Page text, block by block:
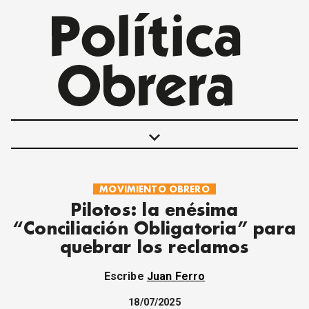
keyboard_arrow_down
POLÍTICAS
INTERNACIONALES
MOVIMIENTO OBRERO
MUJER
SOCIEDAD Y CULTURA
JUVENTUD
MOVIMIENTO OBRERO
Pilotos: la enésima
“Conciliación Obligatoria” para
quebrar los reclamos
Escribe Juan Ferro
18/07/2025